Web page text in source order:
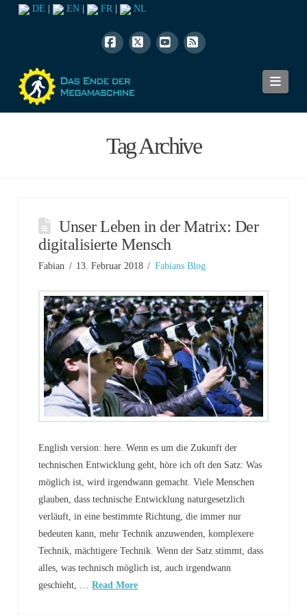
DE EN| FR| NL
Tag Archive
Unser Leben in der Matrix: Der
digitalisierte Mensch
Fabian 13. Februar 2018 Fabians Blog
English version: here. Wenn es um die Zukunft der
technischen Entwicklung geht, höre ich oft den Satz: Was
möglich ist, wird irgendwann gemacht. Viele Menschen
glauben, dass technische Entwicklung naturgesetzlich
verläuft, in eine bestimmte Richtung, die immer nur
bedeuten kann, mehr Technik anzuwenden, komplexere
Technik, mächtigere Technik. Wenn der Satz stimmt, dass
alles, was technisch möglich ist, auch irgendwann
geschieht, …Read More